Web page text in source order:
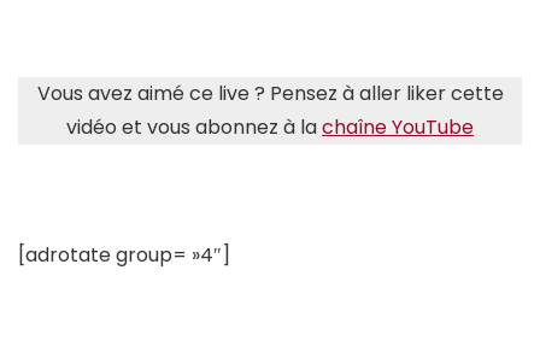
Vous avez aimé ce live ? Pensez à aller liker cette
vidéo et vous abonnez à lachaîne YouTube
[adrotate group= »4″]